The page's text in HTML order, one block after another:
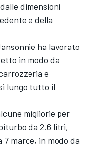
dimensioni
e della
ha lavorato
in modo da
e
lungo tutto il
migliorie per
da 2.6 litri,
7 marce, in modo da